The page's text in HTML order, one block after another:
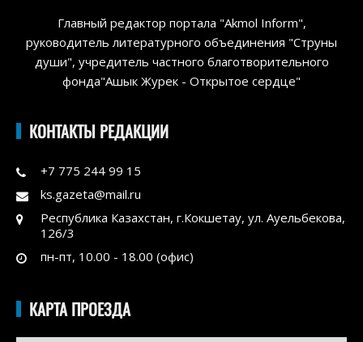
Главный редактор портала "Akmol Inform",
руководитель литературного объединения "Струны
души", учредитель частного благотворительного
фонда"Ашык Журек - Открытое сердце"
КОНТАКТЫ РЕДАКЦИИ
+7 775 244 99 15
ks.gazeta@mail.ru
Республика Казахстан, г.Кокшетау, ул. Ауельбекова,
126/3
пн-пт, 10.00 - 18.00 (офис)
КАРТА ПРОЕЗДА